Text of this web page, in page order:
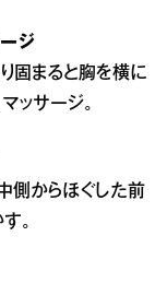
ジ
固まると胸を横に
ッサージ。
側からほぐした前
。